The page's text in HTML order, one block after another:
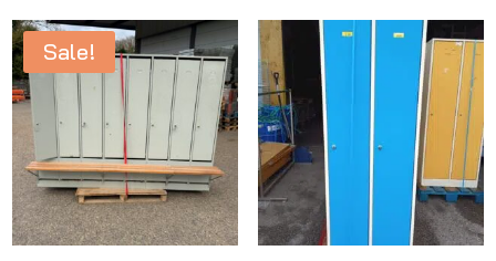
Sale!